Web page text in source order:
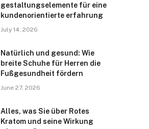
gestaltungselemente für eine
kundenorientierte erfahrung
July 14, 2026
Natürlich und gesund: Wie
breite Schuhe für Herren die
Fußgesundheit fördern
June 27, 2026
Alles, was Sie über Rotes
Kratom und seine Wirkung